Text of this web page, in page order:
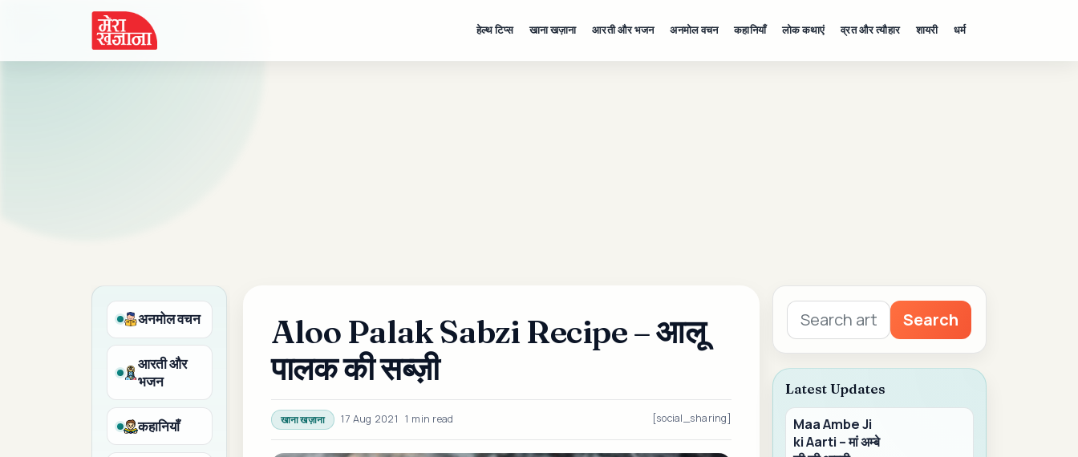
content
हेल्थ टिप्स खाना खज़ाना आरती और भजन अनमोल वचन कहानियाँ लोक कथाएं व्रत और त्यौहार शायरी धर्म
अनमोल वचन
आरती और
भजन
कहानियाँ
Aloo Palak Sabzi Recipe – आलू
पालक की सब्ज़ी
खाना खज़ाना 17 Aug 2021 1 min read [social_sharing]
Search
for:
Search
Latest Updates
Maa Ambe Ji
ki Aarti – मां अम्बे